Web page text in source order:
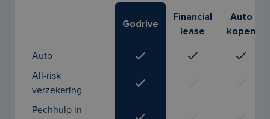
Godrive
Financial
lease
Auto
kopen
Auto
All-risk
verzekering
Pechhulp in